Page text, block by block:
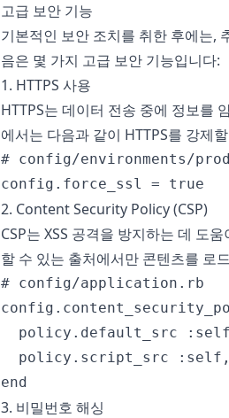
고급 보안 기능
기본적인 보안 조치를 취한 후에는,
음은 몇 가지 고급 보안 기능입니다:
1. HTTPS 사용
HTTPS는 데이터 전송 중에 정보를
에서는 다음과 같이 HTTPS를 강제
# config/environments/
2. Content Security Policy (CSP)
CSP는 XSS 공격을 방지하는 데 도
할 수 있는 출처에서만 콘텐츠를 로
# config/application.rb
policy.default_src
policy.script_src
3. 비밀번호 해싱